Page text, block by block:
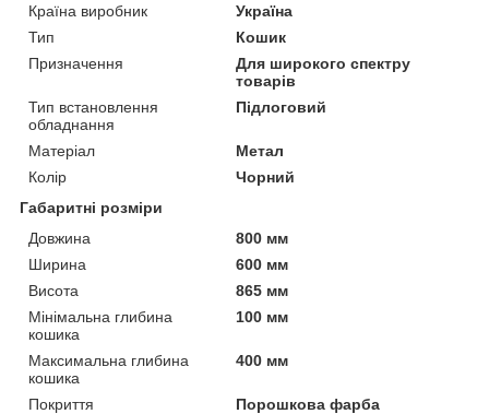
Країна виробник
Україна
Тип
Кошик
Призначення
Для широкого спектру
товарів
Тип встановлення
обладнання
Підлоговий
Матеріал
Метал
Колір
Чорний
Габаритні розміри
Довжина
800 мм
Ширина
600 мм
Висота
865 мм
Мінімальна глибина
кошика
100 мм
Максимальна глибина
кошика
400 мм
Покриття Порошкова фарба